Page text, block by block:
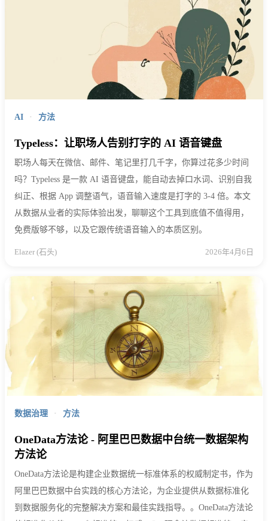
AI · 方法
Typeless：让职场人告别打字的 AI 语音键盘
职场人每天在微信、邮件、笔记里打几千字，你算过花多少时间
吗？Typeless 是一款 AI 语音键盘，能自动去掉口水词、识别自我
纠正、根据 App 调整语气，语音输入速度是打字的 3-4 倍。本文
从数据从业者的实际体验出发，聊聊这个工具到底值不值得用，
免费版够不够，以及它跟传统语音输入的本质区别。
Elazer (石头) 2026年4月6日
数据治理 · 方法
OneData方法论 - 阿里巴巴数据中台统一数据架构
方法论
OneData方法论是构建企业数据统一标准体系的权威制定书，作为
阿里巴巴数据中台实践的核心方法论，为企业提供从数据标准化
到数据服务化的完整解决方案和最佳实践指导。。OneData方法论